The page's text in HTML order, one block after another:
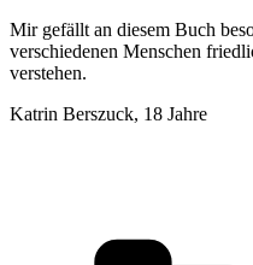
Mir gefällt an diesem Buch
verschiedenen Menschen
verstehen.
Katrin Berszuck, 18 Jahre